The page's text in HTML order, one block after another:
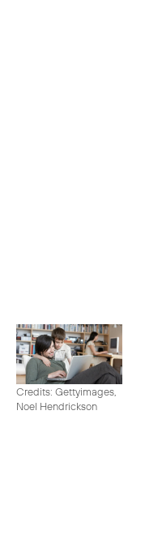
Credits: Gettyimages,
Noel Hendrickson